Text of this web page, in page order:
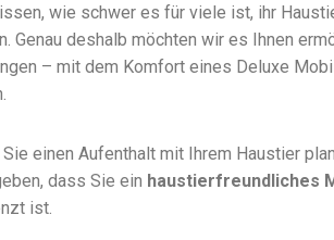
wie schwer es für viele ist, ihr
Genau deshalb möchten wir es Ihnen
– mit dem Komfort eines Deluxe
Sie einen Aufenthalt mit Ihrem Haustier
dass Sie ein haustierfreundliches
ist.